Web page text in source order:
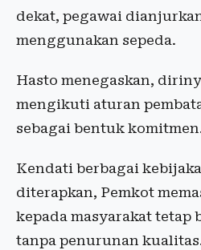
dekat, pegawai
menggunakan sepeda.
Hasto menegaskan,
mengikuti aturan
sebagai bentuk
Kendati berbagai
diterapkan, Pemkot
kepada masyarakat tetap
tanpa penurunan